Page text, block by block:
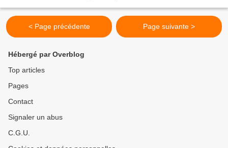
< Page précédente Page suivante >
Hébergé par Overblog
Top articles
Pages
Contact
Signaler un abus
C.G.U.